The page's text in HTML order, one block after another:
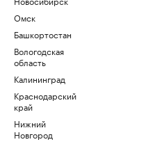
Омск
Башкортостан
Вологодская
область
Калининград
Краснодарский
край
Нижний
Новгород